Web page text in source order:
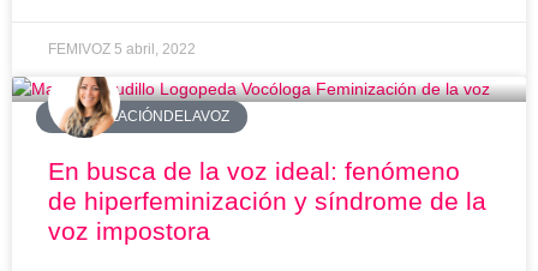
FEMIVOZ 5 abril, 2022
#FEMINIZACIÓNDELAVOZ
En busca de la voz ideal: fenómeno
de hiperfeminización y síndrome de la
voz impostora